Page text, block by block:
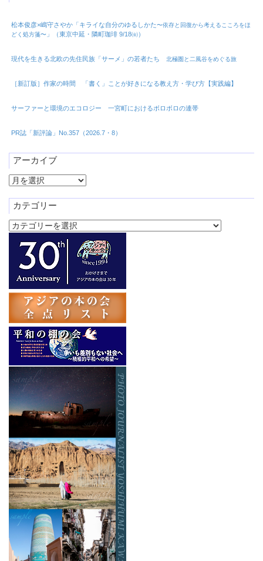
松本俊彦×嶋守さやか「キライな自分のゆるしかた〜依存と回復から考えるこころをほ
どく処方箋〜 」（東京中延・隣町珈琲 9/18㈮）
現代を生きる北欧の先住民族「サーメ」の若者たち 北極圏と二風谷をめぐる旅
［新訂版］作家の時間 「書く」ことが好きになる教え方・学び方【実践編】
サーファーと環境のエコロジー 一宮町におけるボロボロの連帯
PR誌「新評論」No.357（2026.7・8）
アーカイブ
ア
カ
イ
ブ
カテゴリー
カ